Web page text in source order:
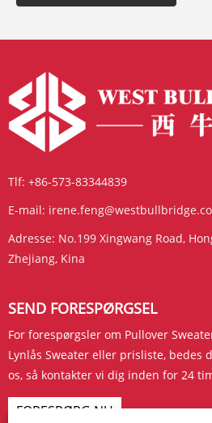
Tlf: +86-573-83344839
E-mail:
Adresse: No.199 Xingwang Road,
Zhejiang, Kina
SEND FORESPØRGSEL
For forespørgsler om Pullover
Lynlås Sweater eller prisliste, bedes
os, så kontakter vi dig inden for 24
FORESPØRG NU